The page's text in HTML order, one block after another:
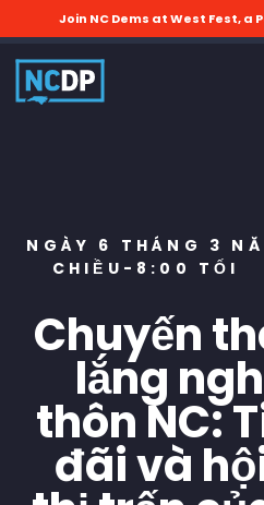
Join NC Dems at West Fest,
NGÀY 6 THÁNG 3
CHIỀU-8:00 TỐI
Chuyến
lắng
thôn NC:
đãi và